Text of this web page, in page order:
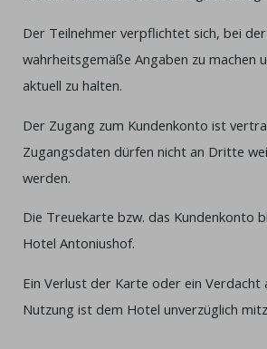
Der Teilnehmer verpflichtet sich, bei
wahrheitsgemäße Angaben zu machen
aktuell zu halten.
Der Zugang zum Kundenkonto ist
Zugangsdaten dürfen nicht an Dritte
werden.
Die Treuekarte bzw. das Kundenkonto
Hotel Antoniushof.
Ein Verlust der Karte oder ein Verdacht
Nutzung ist dem Hotel unverzüglich